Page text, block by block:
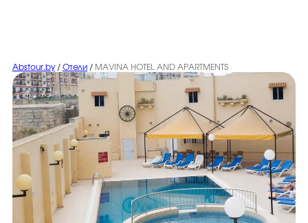
Abstour.by / Отели / MAVINA HOTEL AND APARTMENTS